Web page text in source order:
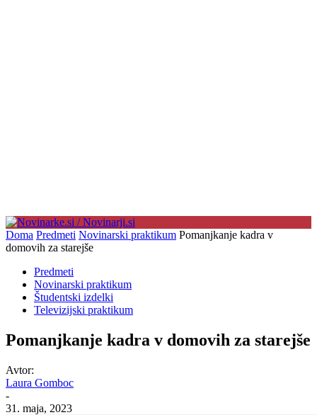
Doma Predmeti Novinarski praktikum Pomanjkanje kadra v
domovih za starejše
Predmeti
Novinarski praktikum
Študentski izdelki
Televizijski praktikum
Pomanjkanje kadra v domovih za starejše
Avtor:
Laura Gomboc
-
31. maja, 2023